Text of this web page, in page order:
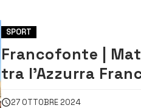
SPORT
Francofonte |
tra l’Azzurra
Carlentini
27 OTTOBRE 2024